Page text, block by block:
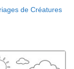
de Créatures